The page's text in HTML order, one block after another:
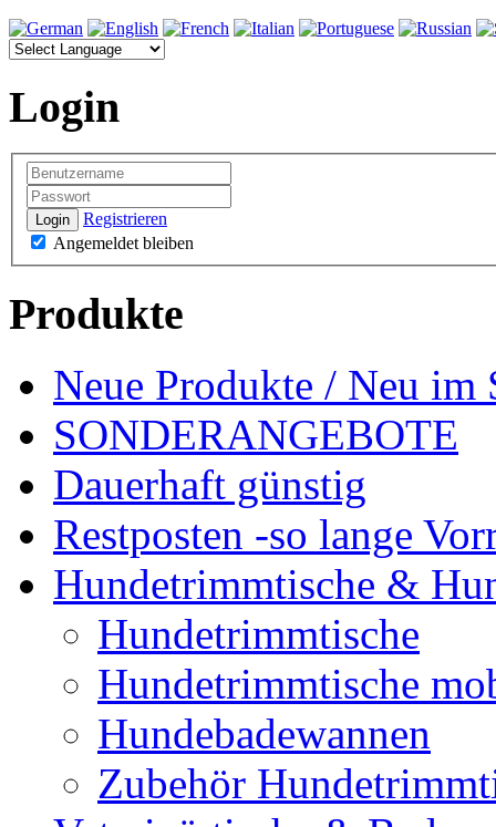
Login
Login
Registrieren
Angemeldet bleiben
Produkte
Neue Produkte / Neu im
SONDERANGEBOTE
Dauerhaft günstig
Restposten -so lange
Hundetrimmtische &
Hundetrimmtische
Hundetrimmtische
Hundebadewannen
Zubehör